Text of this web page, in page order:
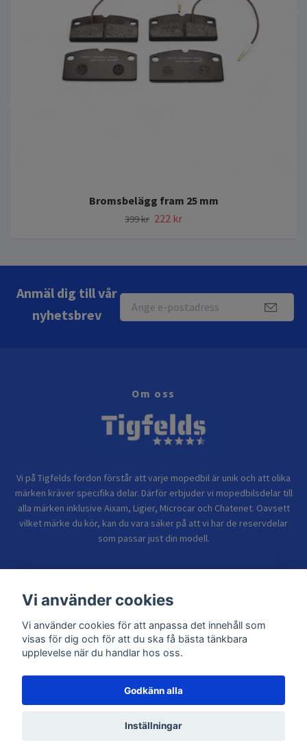
Bromsbelägg fram 25 mm
399 kr 222 kr
Anmäl dig till vår
nyhetsbrev
Om oss
Vi på Tigfelds fordon förstår att varje mopedbil är unik och att olika
märken kräver specifika delar. Därför erbjuder vi mopedbilsdelar till
alla märken inklusive Aixam, Ligier, Microcar och Chatenet. Oavsett
vilket märke du kör, kan du vara säker på att vi har de reservdelar
som passar just din modell.
Sidor
© 2026 TIGFELDS FORDON
Vi använder cookies
Vi använder cookies för att anpassa det innehåll som
visas för dig och för att du ska få bästa tänkbara
upplevelse när du handlar hos oss.
Godkänn alla
Inställningar